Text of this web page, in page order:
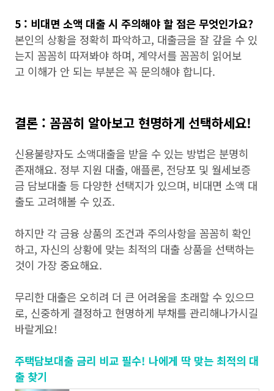
5 : 비대면 소액 대출 시 주의해야 할 점은 무엇인가요?
본인의 상황을 정확히 파악하고, 대출금을 잘 갚을 수 있
는지 꼼꼼히 따져봐야 하며, 계약서를 꼼꼼히 읽어보
고 이해가 안 되는 부분은 꼭 문의해야 합니다.
결론 : 꼼꼼히 알아보고 현명하게 선택하세요!
신용불량자도 소액대출을 받을 수 있는 방법은 분명히
존재해요. 정부 지원 대출, 애플론, 전당포 및 월세보증
금 담보대출 등 다양한 선택지가 있으며, 비대면 소액 대
출도 고려해볼 수 있죠.
하지만 각 금융 상품의 조건과 주의사항을 꼼꼼히 확인
하고, 자신의 상황에 맞는 최적의 대출 상품을 선택하는
것이 가장 중요해요.
무리한 대출은 오히려 더 큰 어려움을 초래할 수 있으므
로, 신중하게 결정하고 현명하게 부채를 관리해나가시길
바랄게요!
주택담보대출 금리 비교 필수! 나에게 딱 맞는 최적의 대
출 찾기